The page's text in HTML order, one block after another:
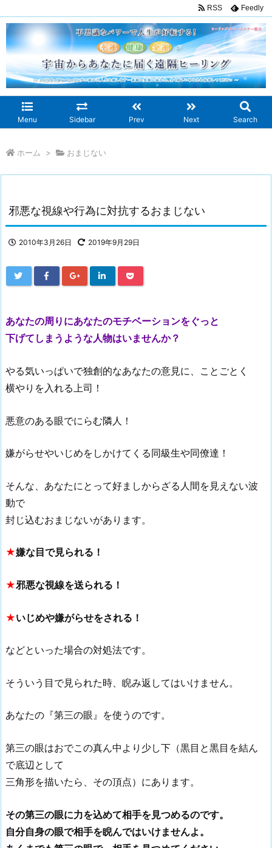
Menu Sidebar Prev Next Search
RSS Feedly
ホーム > おまじない
邪悪な視線や行為に対抗するおまじない
2010年3月26日 2019年9月29日
あなたの周りにあなたのモチベーションをぐっと
下げてしまうような人物はいませんか？
やる気いっぱいで独創的なあなたの意見に、ことごとく
横やりを入れる上司！
悪意のある眼でにらむ隣人！
嫌がらせやいじめをしかけてくる同級生や同僚達！
そんな、あなたにとって好ましからざる人間を見えない波
動で
封じ込むおまじないがあります。
★嫌な目で見られる！
★邪悪な視線を送られる！
★いじめや嫌がらせをされる！
などといった場合の対処法です。
そういう目で見られた時、睨み返してはいけません。
あなたの『第三の眼』を使うのです。
第三の眼はおでこの真ん中より少し下（黒目と黒目を結ん
で底辺として
三角形を描いたら、その頂点）にあります。
その第三の眼に力を込めて相手を見つめるのです。
自分自身の眼で相手を睨んではいけませんよ。